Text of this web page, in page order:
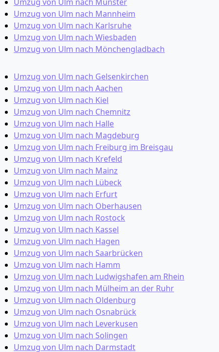
Umzug von Ulm nach Mannheim
Umzug von Ulm nach Karlsruhe
Umzug von Ulm nach Wiesbaden
Umzug von Ulm nach Mönchen­gladbach
Umzug von Ulm nach Gelsenkirchen
Umzug von Ulm nach Aachen
Umzug von Ulm nach Kiel
Umzug von Ulm nach Chemnitz
Umzug von Ulm nach Halle
Umzug von Ulm nach Magdeburg
Umzug von Ulm nach Freiburg im Breisgau
Umzug von Ulm nach Krefeld
Umzug von Ulm nach Mainz
Umzug von Ulm nach Lübeck
Umzug von Ulm nach Erfurt
Umzug von Ulm nach Oberhausen
Umzug von Ulm nach Rostock
Umzug von Ulm nach Kassel
Umzug von Ulm nach Hagen
Umzug von Ulm nach Saarbrücken
Umzug von Ulm nach Hamm
Umzug von Ulm nach Ludwigshafen am Rhein
Umzug von Ulm nach Mülheim an der Ruhr
Umzug von Ulm nach Oldenburg
Umzug von Ulm nach Osnabrück
Umzug von Ulm nach Leverkusen
Umzug von Ulm nach Solingen
Umzug von Ulm nach Darmstadt